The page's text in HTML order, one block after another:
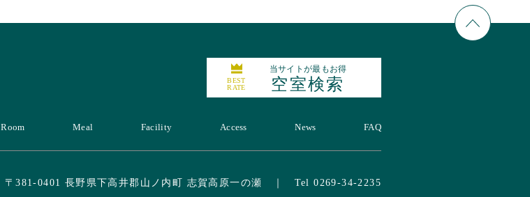
BEST
RATE
当サイトが最もお得
空室検索
Room Meal Facility Access News FAQ
〒381-0401 長野県下高井郡山ノ内町 志賀高原一の瀬 Tel 0269-34-2235